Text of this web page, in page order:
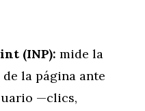
(INP): mide la
la página ante
—clics,